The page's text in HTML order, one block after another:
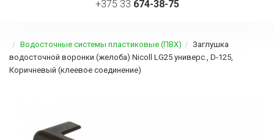
+375 33 674-38-75
Водосточные системы пластиковые (ПВХ)
Заглушка
водосточной воронки (желоба) Nicoll LG25 универс., D-125,
Коричневый (клеевое соединение)